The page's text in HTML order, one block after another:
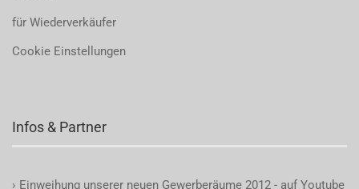
für Wiederverkäufer
Cookie Einstellungen
Infos & Partner
› Einweihung unserer neuen Gewerberäume 2012 - auf Youtube